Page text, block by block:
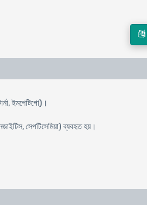
ইমপেটিগো)।
সেপটিসেমিয়া) ব্যবহৃত হয়।